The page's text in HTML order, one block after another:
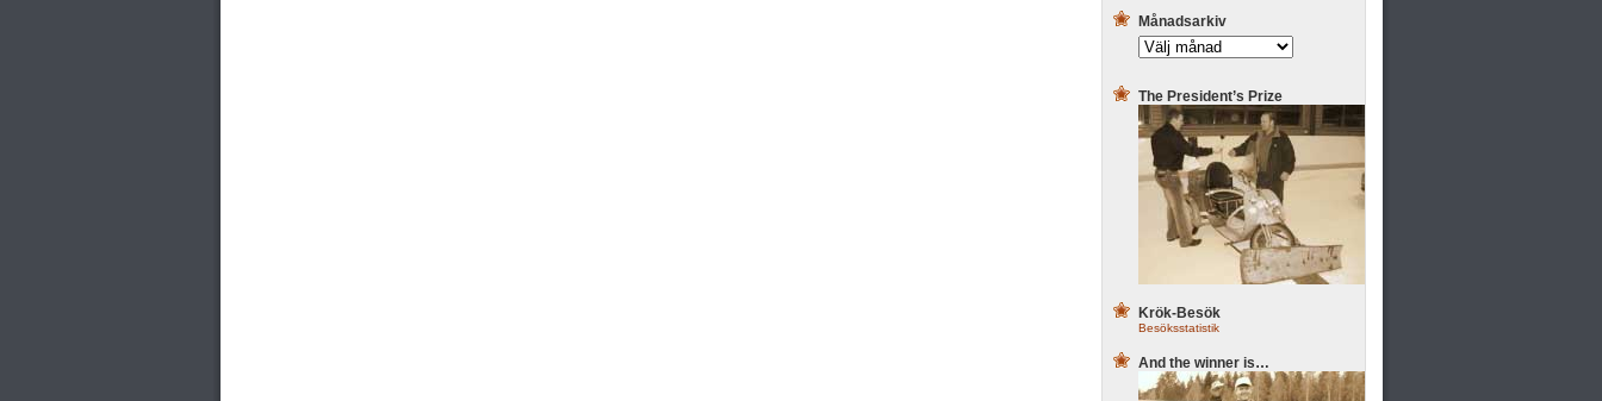
Månadsarkiv
The President’s Prize
Krök-Besök
Besöksstatistik
And the winner is…